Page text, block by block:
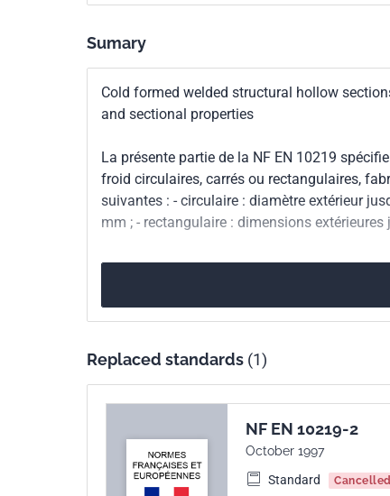
index
European kinship EN 10219-2:2006
Sumary
Cold formed welded structural hollow
and sectional properties
La présente partie de la NF EN 10219
froid circulaires, carrés ou rectangulaires,
suivantes : - circulaire : diamètre extérieur
mm ; - rectangulaire : dimensions
Replaced standards (1)
NF EN 10219-2
October 1997
Standard
Cancelled